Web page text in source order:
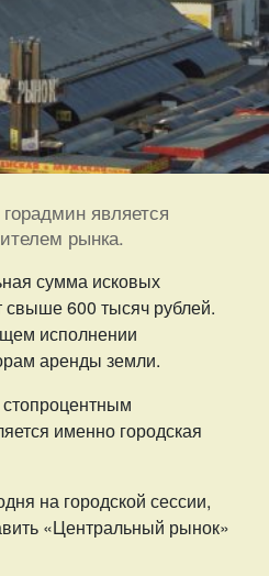
является
рынка.
сумма исковых
свыше 600 тысяч рублей.
исполнении
аренды земли.
именно городская
на городской сессии,
«Центральный рынок»